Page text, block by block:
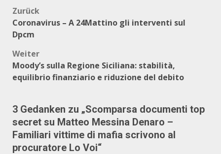
Beitragsnavigation
Zurück
Coronavirus – A 24Mattino gli interventi sul
Dpcm
Weiter
Moody’s sulla Regione Siciliana: stabilità,
equilibrio finanziario e riduzione del debito
3 Gedanken zu „Scomparsa documenti top
secret su Matteo Messina Denaro –
Familiari vittime di mafia scrivono al
procuratore Lo Voi“